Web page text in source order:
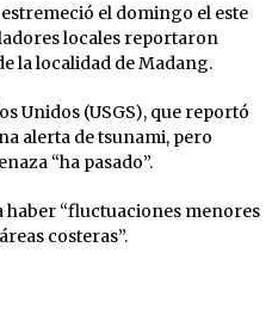
el domingo el este
locales reportaron
la localidad de Madang.
Unidos (USGS), que reportó
alerta de tsunami, pero
“ha pasado”.
haber “fluctuaciones menores
costeras”.